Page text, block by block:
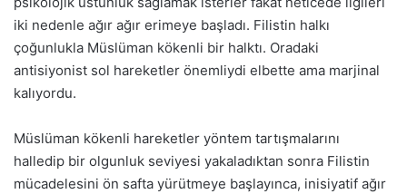
iki nedenle ağır ağır erimeye başladı. Filistin halkı
çoğunlukla Müslüman kökenli bir halktı. Oradaki
antisiyonist sol hareketler önemliydi elbette ama marjinal
kalıyordu.
Müslüman kökenli hareketler yöntem tartışmalarını
halledip bir olgunluk seviyesi yakaladıktan sonra Filistin
mücadelesini ön safta yürütmeye başlayınca, inisiyatif ağır